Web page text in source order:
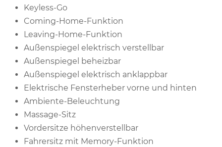
Keyless-Go
Coming-Home-Funktion
Leaving-Home-Funktion
Außenspiegel elektrisch verstellbar
Außenspiegel beheizbar
Außenspiegel elektrisch anklappbar
Elektrische Fensterheber vorne und hinten
Ambiente-Beleuchtung
Massage-Sitz
Vordersitze höhenverstellbar
Fahrersitz mit Memory-Funktion